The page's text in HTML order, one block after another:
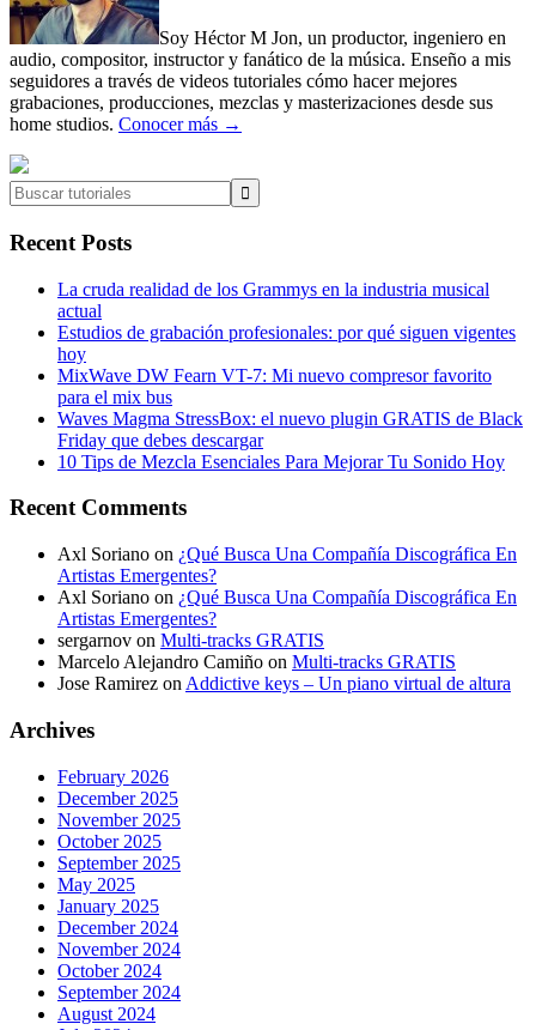
Soy Héctor M Jon, un productor, ingeniero en
audio, compositor, instructor y fanático de la música. Enseño a mis
seguidores a través de videos tutoriales cómo hacer mejores
grabaciones, producciones, mezclas y masterizaciones desde sus
home studios. Conocer más →
Buscar
tutoriales
Recent Posts
La cruda realidad de los Grammys en la industria musical
actual
Estudios de grabación profesionales: por qué siguen vigentes
hoy
MixWave DW Fearn VT-7: Mi nuevo compresor favorito
para el mix bus
Waves Magma StressBox: el nuevo plugin GRATIS de Black
Friday que debes descargar
10 Tips de Mezcla Esenciales Para Mejorar Tu Sonido Hoy
Recent Comments
Axl Soriano on ¿Qué Busca Una Compañía Discográfica En
Artistas Emergentes?
Axl Soriano on ¿Qué Busca Una Compañía Discográfica En
Artistas Emergentes?
sergarnov on Multi-tracks GRATIS
Marcelo Alejandro Camiño on Multi-tracks GRATIS
Jose Ramirez on Addictive keys – Un piano virtual de altura
Archives
February 2026
December 2025
November 2025
October 2025
September 2025
May 2025
January 2025
December 2024
November 2024
October 2024
September 2024
August 2024